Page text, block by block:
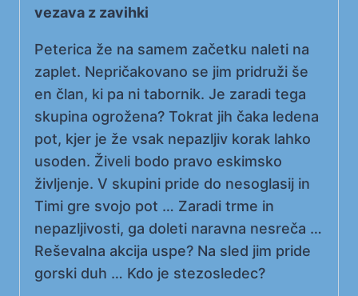
vezava z zavihki
Peterica že na samem začetku naleti na
zaplet. Nepričakovano se jim pridruži še
en član, ki pa ni tabornik. Je zaradi tega
skupina ogrožena? Tokrat jih čaka ledena
pot, kjer je že vsak nepazljiv korak lahko
usoden. Živeli bodo pravo eskimsko
življenje. V skupini pride do nesoglasij in
Timi gre svojo pot … Zaradi trme in
nepazljivosti, ga doleti naravna nesreča …
Reševalna akcija uspe? Na sled jim pride
gorski duh … Kdo je stezosledec?